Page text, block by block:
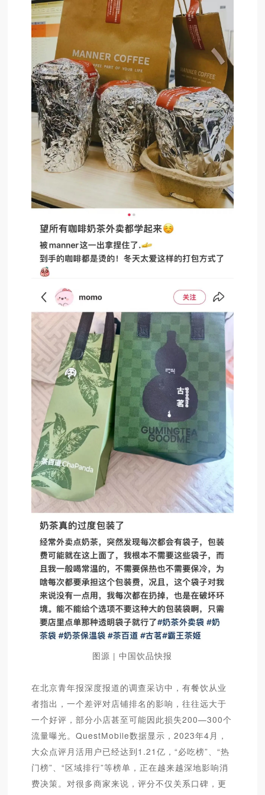
图源 | 中国饮品快报
在北京青年报深度报道的调查采访中，有餐饮从业
者指出，一个差评对店铺排名的影响，往往远大于
一个好评，部分小店甚至可能因此损失200—300个
流量曝光。QuestMobile数据显示，2023年4月，
大众点评月活用户已经达到1.21亿，“必吃榜”、“热
门榜”、“区域排行”等榜单，正在越来越深地影响消
费决策。对很多商家来说，评分不仅关系口碑，更